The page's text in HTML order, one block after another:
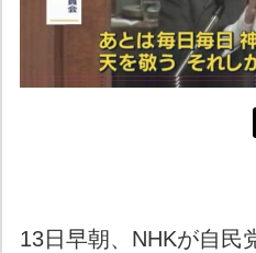
13日早朝、NHKが自民